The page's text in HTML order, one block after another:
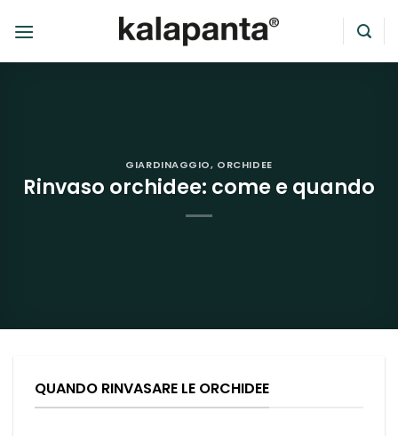
GIARDINAGGIO, ORCHIDEE
Rinvaso orchidee: come e quando
QUANDO RINVASARE LE ORCHIDEE